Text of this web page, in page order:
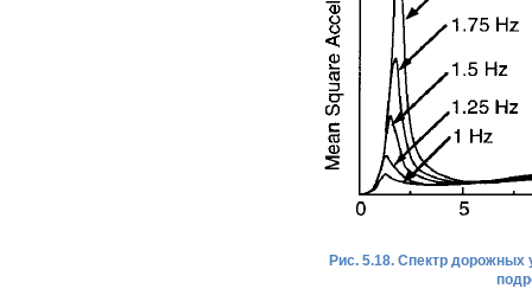
Рис. 5.18. Спектр дорожных